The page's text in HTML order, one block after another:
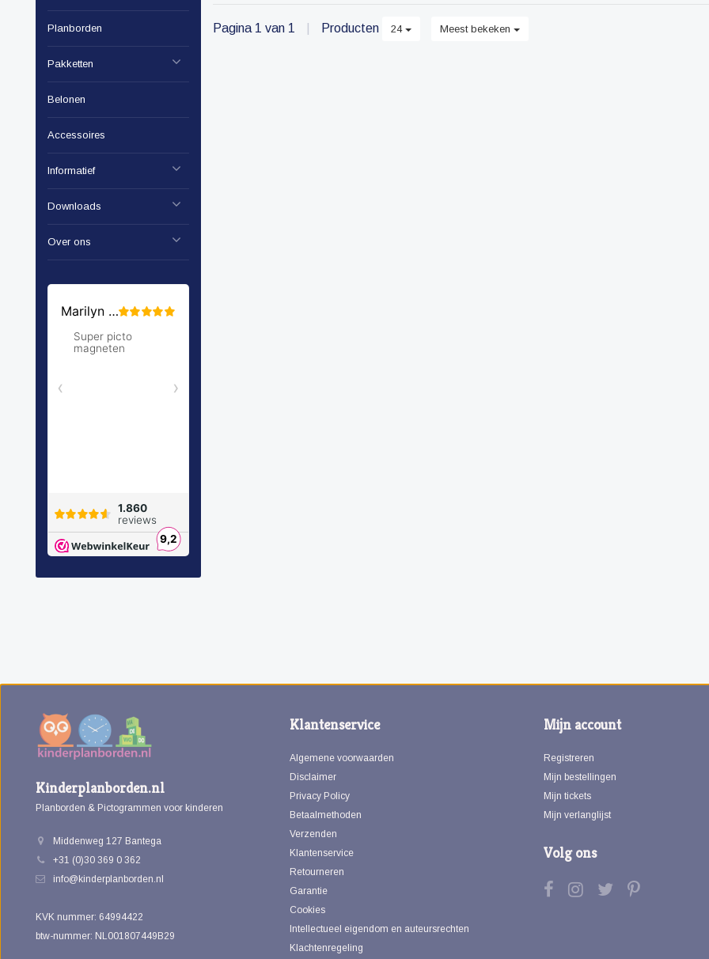
Planborden
Pakketten
Belonen
Accessoires
Informatief
Downloads
Over ons
Pagina 1 van 1 Producten 24 Meest bekeken
Kinderplanborden.nl
Planborden & Pictogrammen voor kinderen
Middenweg 127 Bantega
+31 (0)30 369 0 362
info@kinderplanborden.nl
KVK nummer: 64994422
btw-nummer: NL001807449B29
Klantenservice
Algemene voorwaarden
Disclaimer
Privacy Policy
Betaalmethoden
Verzenden
Klantenservice
Retourneren
Garantie
Cookies
Intellectueel eigendom en auteursrechten
Klachtenregeling
Mijn account
Registreren
Mijn bestellingen
Mijn tickets
Mijn verlanglijst
Volg ons